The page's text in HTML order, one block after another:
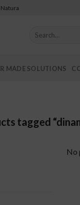
Search
MADE SOLUTIONS
tagged
No